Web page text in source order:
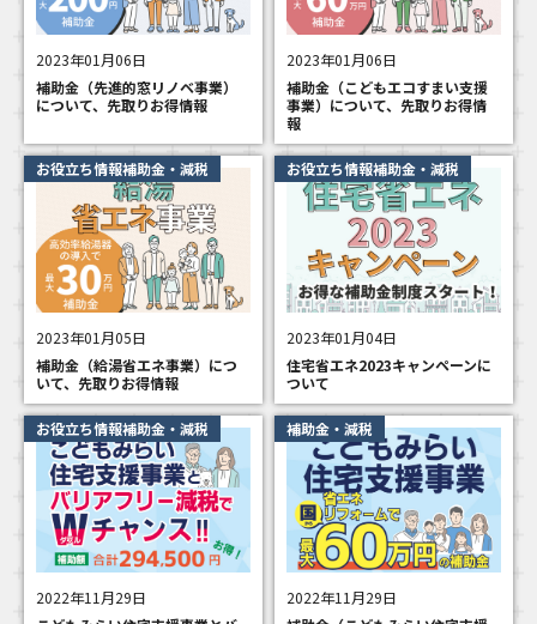
2023年01月06日
補助金（先進的窓リノベ事業）
について、先取りお得情報
2023年01月06日
補助金（こどもエコすまい支援
事業）について、先取りお得情
報
お役立ち情報補助金・減税
2023年01月05日
補助金（給湯省エネ事業）につ
いて、先取りお得情報
お役立ち情報補助金・減税
2023年01月04日
住宅省エネ2023キャンペーンに
ついて
お役立ち情報補助金・減税
2022年11月29日
補助金・減税
2022年11月29日